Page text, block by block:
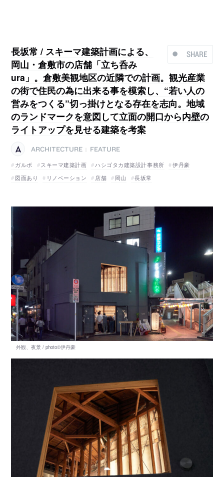
SHARE
長坂常 / スキーマ建築計画による、
岡山・倉敷市の店舗「立ち呑み
ura」。倉敷美観地区の近隣での計画。観光産業
の街で住民の為に出来る事を模索し、“若い人の
営みをつくる”切っ掛けとなる存在を志向。地域
のランドマークを意図して立面の開口から内壁の
ライトアップを見せる建築を考案
ARCHITECTURE
FEATURE
ガルボ
スキーマ建築計画 ハシゴタカ建築設計事務所
伊丹豪
図面あり
リノベーション 店舗 岡山 長坂常